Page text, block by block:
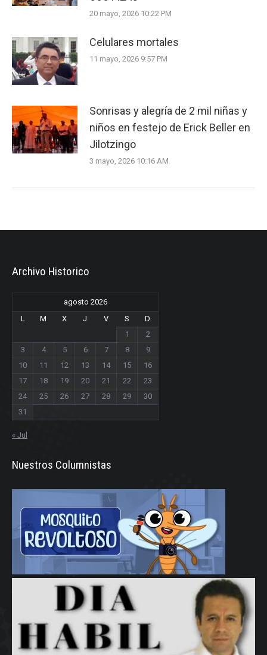
20 mayo, 2026 10:22 PM
Celulares mortales
11 mayo, 2026 9:57 PM
Sonrisas y alegría de 2 mil niñas y
niños en festejo de Erick Beller en
Jilotzingo
3 mayo, 2026 10:16 AM
Archivo Historico
agosto 2026
L
M X J V S
D
1
2
3
4 5 6 7 8
9
10
11 12 13 14 15
16
17
18 19 20 21 22
23
24
25 26 27 28 29
30
31
« Jul
Nuestros Columnistas